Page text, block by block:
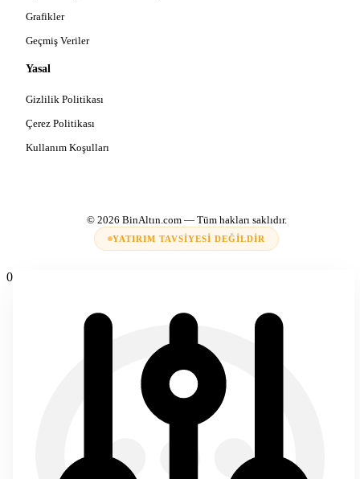
Grafikler
Geçmiş Veriler
Yasal
Gizlilik Politikası
Çerez Politikası
Kullanım Koşulları
© 2026 BinAltın.com— Tüm hakları saklıdır.
YATIRIM TAVSIYESI DEĞILDIR
0